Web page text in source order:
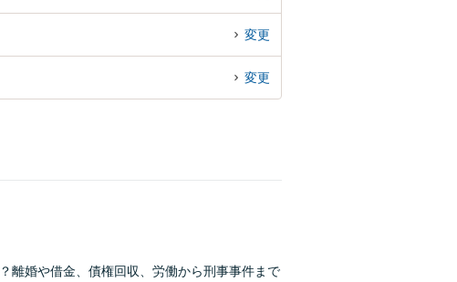
変更
変更
離婚や借金、債権回収、労働から刑事事件まで